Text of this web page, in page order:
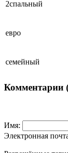
2спальный
евро
семейный
Комментарии
Имя:
Электронная